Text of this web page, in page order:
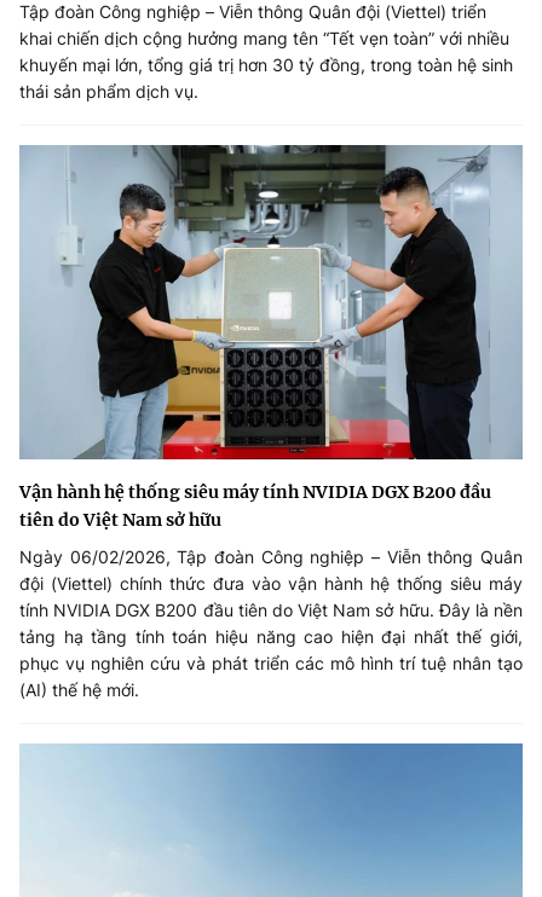
Tập đoàn Công nghiệp – Viễn thông Quân đội (Viettel) triển
khai chiến dịch cộng hưởng mang tên “Tết vẹn toàn” với nhiều
khuyến mại lớn, tổng giá trị hơn 30 tỷ đồng, trong toàn hệ sinh
thái sản phẩm dịch vụ.
Vận hành hệ thống siêu máy tính NVIDIA DGX B200 đầu
tiên do Việt Nam sở hữu
Ngày 06/02/2026, Tập đoàn Công nghiệp – Viễn thông Quân
đội (Viettel) chính thức đưa vào vận hành hệ thống siêu máy
tính NVIDIA DGX B200 đầu tiên do Việt Nam sở hữu. Đây là nền
tảng hạ tầng tính toán hiệu năng cao hiện đại nhất thế giới,
phục vụ nghiên cứu và phát triển các mô hình trí tuệ nhân tạo
(AI) thế hệ mới.